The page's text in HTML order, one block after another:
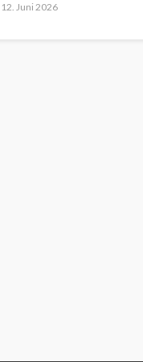
12. Juni 2026